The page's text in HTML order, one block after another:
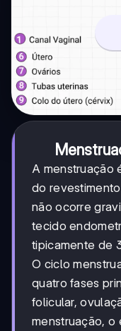
A menstruação
do
não ocorre
tecido
tipicamente de
O ciclo
quatro fases
folicular,
menstruação, o